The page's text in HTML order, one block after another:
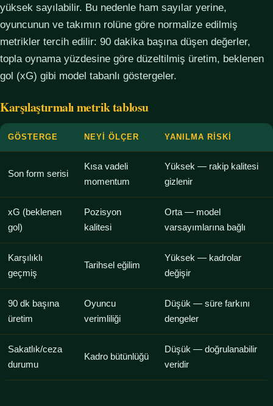
yüksek sayılabilir. Bu nedenle ham sayılar yerine,
oyuncunun ve takımın rolüne göre normalize edilmiş
metrikler tercih edilir: 90 dakika başına düşen değerler,
topla oynama yüzdesine göre düzeltilmiş üretim, beklenen
gol (xG) gibi model tabanlı göstergeler.
Karşılaştırmalı metrik tablosu
GÖSTERGE NEYI ÖLÇER YANILMA RISKI
Son form serisi
Kısa vadeli
momentum
Yüksek — rakip kalitesi
gizlenir
xG (beklenen
gol)
Pozisyon
kalitesi
Orta — model
varsayımlarına bağlı
Karşılıklı
geçmiş
Tarihsel eğilim
Yüksek — kadrolar
değişir
90 dk başına
üretim
Oyuncu
verimliliği
Düşük — süre farkını
dengeler
Sakatlık/ceza
durumu
Kadro bütünlüğü
Düşük — doğrulanabilir
veridir